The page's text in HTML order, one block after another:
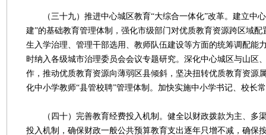
（三十九）推进中心城区教育“大综合一体化”改革。建立中心
建”的基础教育管理体制，强化市级部门对优质教育资源跨区域配
生入学治理、管理干部选用、教师队伍建设等方面的统筹调配能
时纳入各级城市治理委员会会议专题研究。深化中心城区与山区
作，推动优质教育资源向薄弱区县倾斜，坚决扭转优质教育资源
化中小学教师“县管校聘”管理体制。加快实施中小学书记、校长
（四十）完善教育经费投入机制。健全以财政拨款为主、多
投入机制，确保财政一般公共预算教育支出逐年只增不减，确保